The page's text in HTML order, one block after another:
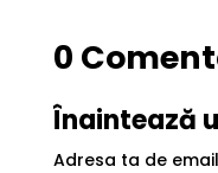
0
Înaintează
Adresa ta de